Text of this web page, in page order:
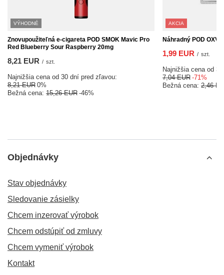
VÝHODNÉ
Znovupoužiteľná e-cigareta POD SMOK Mavic Pro
Red Blueberry Sour Raspberry 20mg
8,21 EUR / szt.
Najnižšia cena od 30 dní pred zľavou:
8,21 EUR 0%
Bežná cena: 15,26 EUR -46%
AKCIA
Náhradný POD
1,99 EUR / szt.
Najnižšia cena od
7,04 EUR -71%
Bežná cena: 2,46
Objednávky
Stav objednávky
Sledovanie zásielky
Chcem inzerovať výrobok
Chcem odstúpiť od zmluvy
Chcem vymeniť výrobok
Kontakt